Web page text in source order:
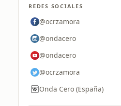
REDES SOCIALES
@ocrzamora
@ondacero
@ondacero
@ocrzamora
Onda Cero (España)